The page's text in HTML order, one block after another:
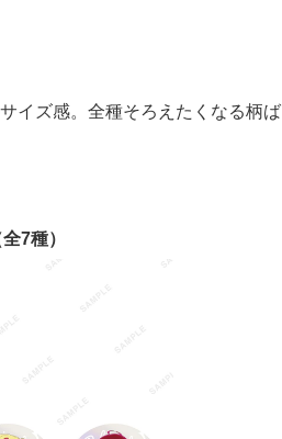
イズ感。全種そろえたくなる柄ば
7種）